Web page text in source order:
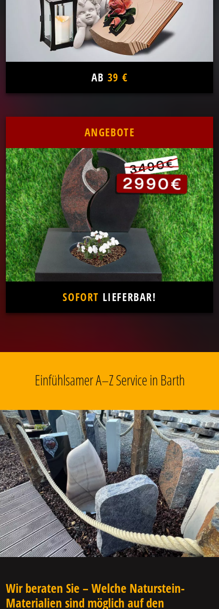
AB 39 €
ANGEBOTE
SOFORT LIEFERBAR!
Einfühlsamer A–Z Service in Barth
Wir beraten Sie – Welche Naturstein-
Materialien sind möglich auf den